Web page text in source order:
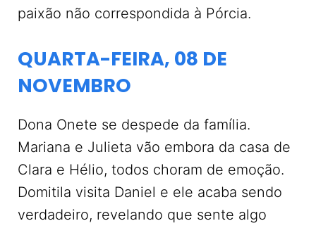
paixão não correspondida à Pórcia.
QUARTA-FEIRA, 08 DE
NOVEMBRO
Dona Onete se despede da família.
Mariana e Julieta vão embora da casa de
Clara e Hélio, todos choram de emoção.
Domitila visita Daniel e ele acaba sendo
verdadeiro, revelando que sente algo